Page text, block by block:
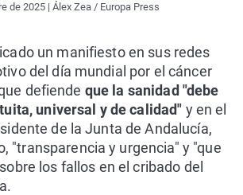
de 2025 | Álex Zea / Europa Press
un manifiesto en sus redes
del día mundial por el cáncer
defiende que la sanidad "debe
universal y de calidad" y en el
de la Junta de Andalucía,
"transparencia y urgencia" y "que
los fallos en el cribado del